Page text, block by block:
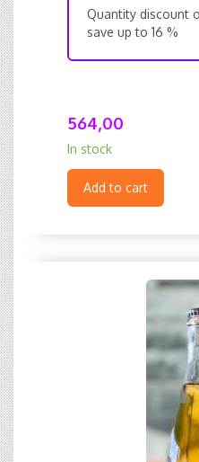
Quantity discount
save up to 16 %
564,00
In stock
Add to cart